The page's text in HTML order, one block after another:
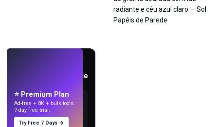
Crie papéis de parede
⭐ Premium Plan
Ad-free + 8K + bulk tools.
7-day free trial.
Try Free 7 Days →